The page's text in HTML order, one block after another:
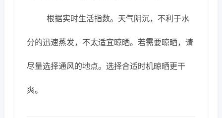
根据实时生活指数。天气阴沉，不利于水
分的迅速蒸发，不太适宜晾晒。若需要晾晒，请
尽量选择通风的地点。选择合适时机晾晒更干
爽。